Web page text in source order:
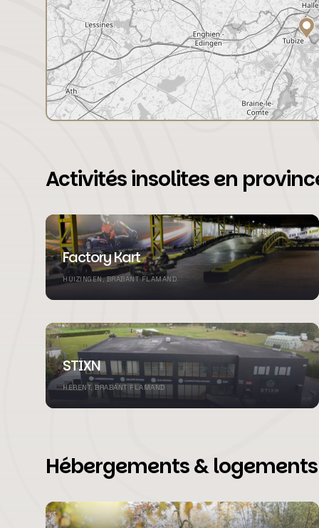
Activités insolites en
Factory Kart
HUIZINGEN, BRABANT FLAMAND
STIXN
HERENT, BRABANT FLAMAND
Hébergements &